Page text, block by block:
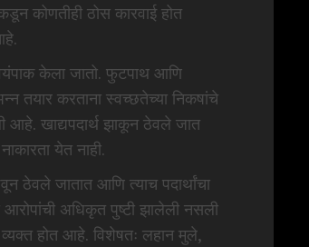
कोणतीही ठोस कारवाई होत
केला जातो. फुटपाथ आणि
तयार करताना स्वच्छतेच्या निकषांचे
आहे. खाद्यपदार्थ झाकून ठेवले जात
येत नाही.
ठेवले जातात आणि त्याच पदार्थांचा
आरोपांची अधिकृत पुष्टी झालेली नसली
होत आहे. विशेषतः लहान मुले,